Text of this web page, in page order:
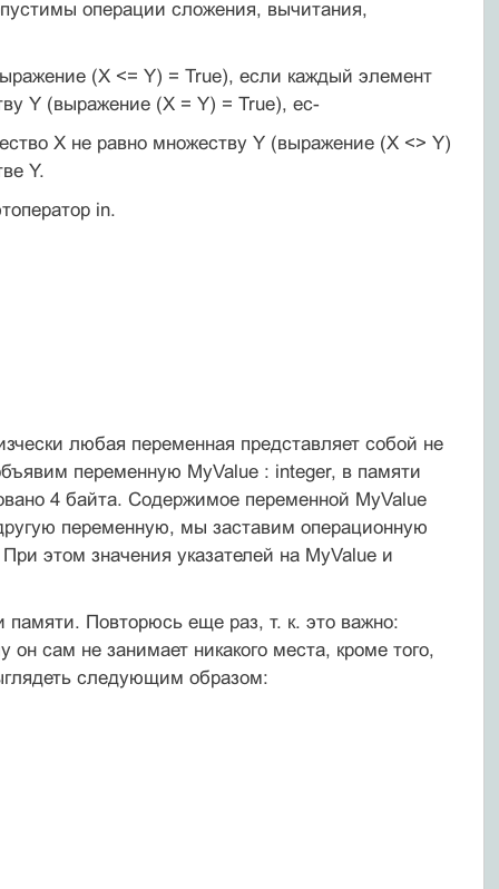
операции сложения, вычитания,
(X <= Y) = True), если каждый элемент
Y (выражение (X = Y) = True), ес-
X не равно множеству Y (выражение (X <> Y)
Y.
in.
любая переменная представляет собой не
переменную MyValue : integer, в памяти
4 байта. Содержимое переменной MyValue
переменную, мы заставим операционную
этом значения указателей на MyValue и
Повторюсь еще раз, т. к. это важно:
сам не занимает никакого места, кроме того,
следующим образом: